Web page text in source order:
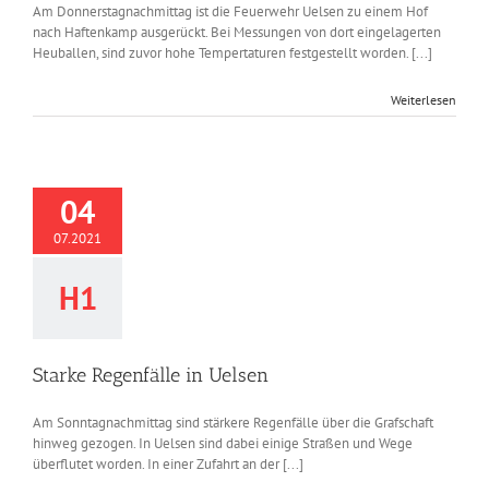
Am Donnerstagnachmittag ist die Feuerwehr Uelsen zu einem Hof
nach Haftenkamp ausgerückt. Bei Messungen von dort eingelagerten
Heuballen, sind zuvor hohe Tempertaturen festgestellt worden. [...]
Weiterlesen
04
07.2021
H1
Starke Regenfälle in Uelsen
Am Sonntagnachmittag sind stärkere Regenfälle über die Grafschaft
hinweg gezogen. In Uelsen sind dabei einige Straßen und Wege
überflutet worden. In einer Zufahrt an der [...]